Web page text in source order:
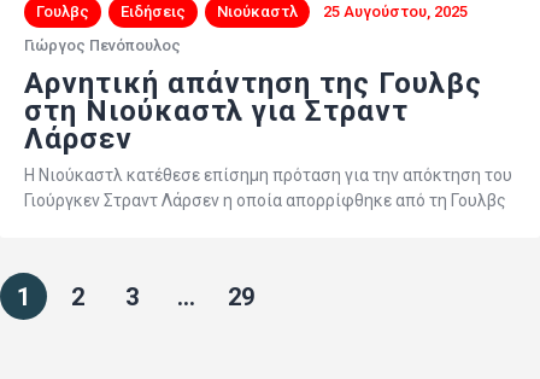
Γουλβς Ειδήσεις Νιούκαστλ
25 Αυγούστου, 2025
Γιώργος Πενόπουλος
Αρνητική απάντηση της Γουλβς
στη Νιούκαστλ για Στραντ
Λάρσεν
Η Νιούκαστλ κατέθεσε επίσημη πρόταση για την απόκτηση του
Γιούργκεν Στραντ Λάρσεν η οποία απορρίφθηκε από τη Γουλβς
1 2 3 … 29